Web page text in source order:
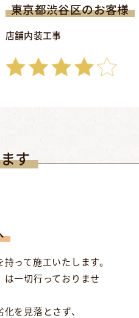
東京都渋谷区のお客様
店舗内装工事
す
って施工いたします。
一切行っておりませ
を見落とさず、